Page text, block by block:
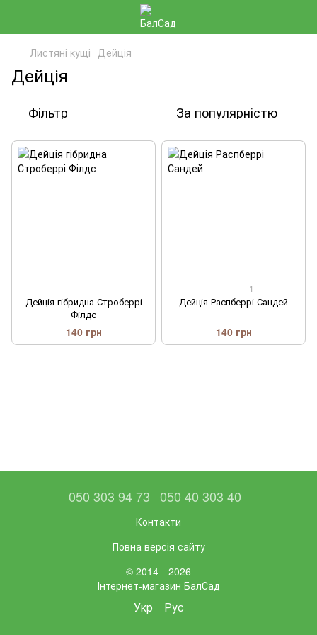
Листяні кущі Дейція
Дейція
Фільтр За популярністю
Дейція гібридна Строберрі
Філдс
140 грн
1
Дейція Распберрі Сандей
140 грн
050 303 94 73 050 40 303 40
Контакти
Повна версія сайту
© 2014—2026
Інтернет-магазин БалСад
Укр Рус